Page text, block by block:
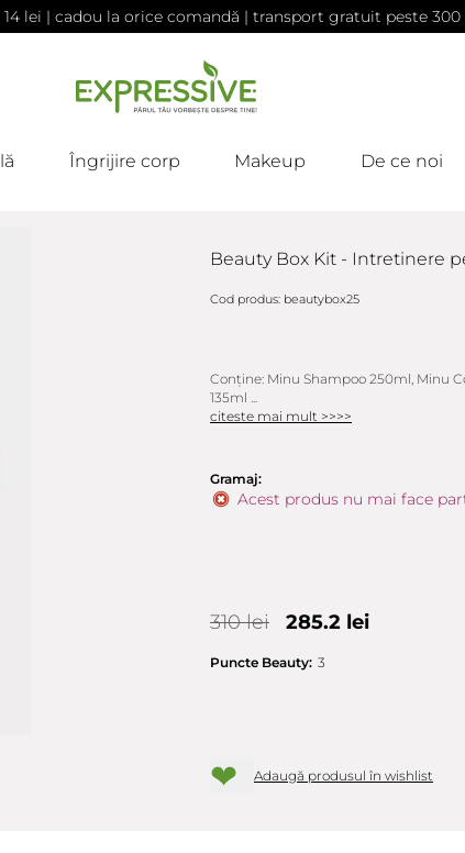
lei | cadou la orice comandă | transport gratuit peste 300
Îngrijire corp Makeup De ce noi
Beauty Box Kit - Intretinere
Cod produs: beautybox25
Conține: Minu Shampoo 250ml, Minu
135ml ...
citeste mai mult >>>>
Gramaj:
Acest produs nu mai face
310 lei 285.2 lei
Puncte Beauty: 3
❤ Adaugă produsul în wishlist